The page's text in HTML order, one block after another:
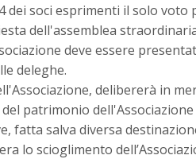
dei soci esprimenti il solo voto
dell'assemblea
deve essere
deleghe.
delibererà in
patrimonio
fatta salva diversa
lo scioglimento